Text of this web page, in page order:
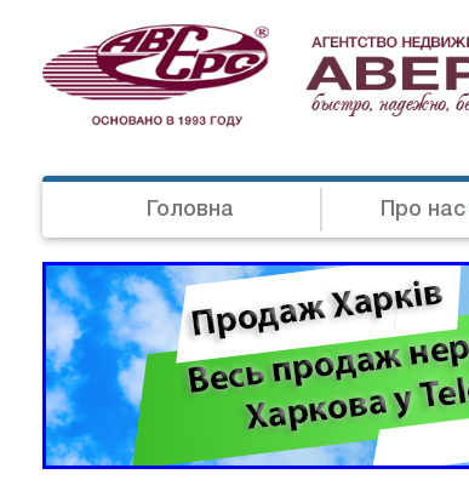
Головна Про нас